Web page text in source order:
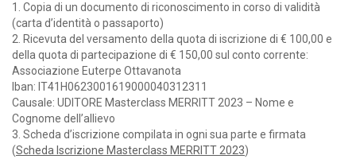
1. Copia di un documento di riconoscimento in corso di validità
(carta d’identità o passaporto)
2. Ricevuta del versamento della quota di iscrizione di € 100,00 e
della quota di partecipazione di € 150,00 sul conto corrente:
Associazione Euterpe Ottavanota
Iban: IT41H0623001619000040312311
Causale: UDITORE Masterclass MERRITT 2023 – Nome e
Cognome dell’allievo
3. Scheda d’iscrizione compilata in ogni sua parte e firmata
(Scheda Iscrizione Masterclass MERRITT 2023)